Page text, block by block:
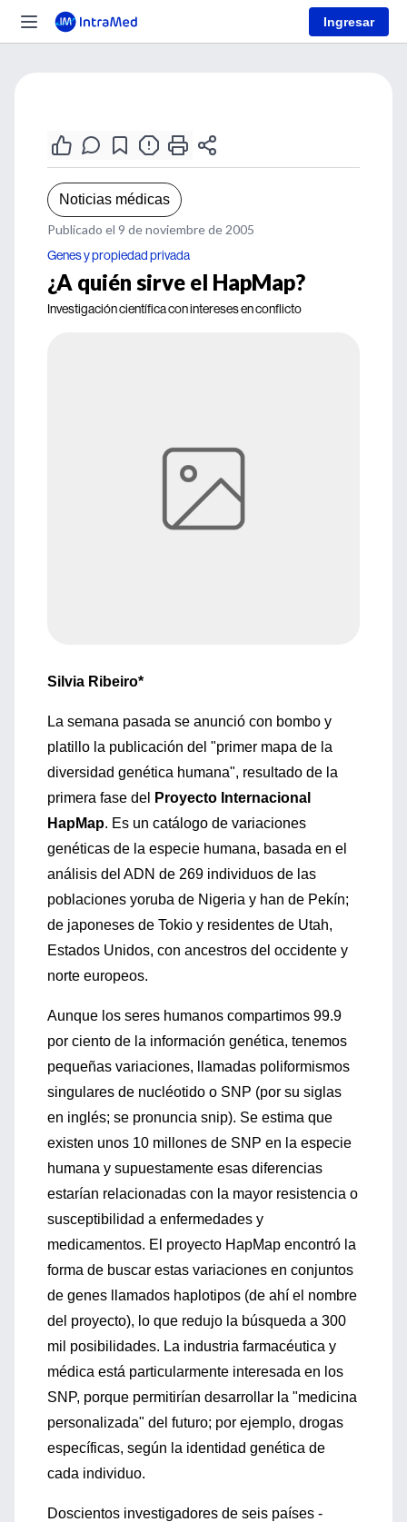
Ingresar
Noticias médicas
Publicado el 9 de noviembre de 2005
Genes y propiedad privada
¿A quién sirve el HapMap?
Investigación científica con intereses en conflicto
Silvia Ribeiro*
La semana pasada se anunció con bombo y
platillo la publicación del "primer mapa de la
diversidad genética humana", resultado de la
primera fase del
Proyecto Internacional
HapMap. Es un catálogo de variaciones
genéticas de la especie humana, basada en el
análisis del ADN de 269 individuos de las
poblaciones yoruba de Nigeria y han de Pekín;
de japoneses de Tokio y residentes de Utah,
Estados Unidos, con ancestros del occidente y
norte europeos.
Aunque los seres humanos compartimos 99.9
por ciento de la información genética, tenemos
pequeñas variaciones, llamadas poliformismos
singulares de nucléotido o SNP (por su siglas
en inglés; se pronuncia snip). Se estima que
existen unos 10 millones de SNP en la especie
humana y supuestamente esas diferencias
estarían relacionadas con la mayor resistencia o
susceptibilidad a enfermedades y
medicamentos. El proyecto HapMap encontró la
forma de buscar estas variaciones en conjuntos
de genes llamados haplotipos (de ahí el nombre
del proyecto), lo que redujo la búsqueda a 300
mil posibilidades. La industria farmacéutica y
médica está particularmente interesada en los
SNP, porque permitirían desarrollar la "medicina
personalizada" del futuro; por ejemplo, drogas
específicas, según la identidad genética de
cada individuo.
Doscientos investigadores de seis países -